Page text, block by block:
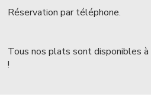
Réservation par téléphone.
Tous nos plats sont disponibles
!